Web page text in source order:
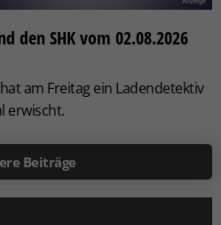
den SHK vom 02.08.2026
am Freitag ein Ladendetektiv
erwischt.
Beiträge